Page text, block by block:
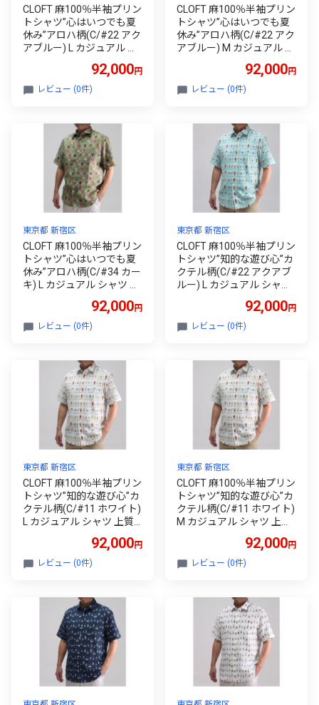
CLOFT 麻100％半袖プリン
トシャツ”心はいつでも夏
休み”アロハ柄(C/#22 アク
アブルー) L カジュアル シ
パレル 日本製 ギフト 新宿
0139-040-S08-5
92,000円
レビュー (0件)
CLOFT 麻100％半袖プリン
トシャツ”心はいつでも夏
休み”アロハ柄(C/#22 アク
アブルー) M カジュアル シ
パレル 日本製 ギフト 新宿
0139-040-S08-4
92,000円
レビュー (0件)
東京都 新宿区
CLOFT 麻100％半袖プリン
トシャツ”心はいつでも夏
休み”アロハ柄(C/#34 カー
キ) L カジュアル シャツ 上
日本製 ギフト 新宿 0139-0
40-S08-2
92,000円
レビュー (0件)
東京都 新宿区
CLOFT 麻100％半袖プリン
トシャツ”知的な遊び心”カ
クテル柄(C/#22 アクアブ
ルー) L カジュアル シャツ
ル 日本製 ギフト 新宿 013
9-039-S08-5
92,000円
レビュー (0件)
東京都 新宿区
CLOFT 麻100％半袖プリン
トシャツ”知的な遊び心”カ
クテル柄(C/#11 ホワイト)
L カジュアル シャツ 上質
本製 ギフト 新宿 0139-039
-S08-2
92,000円
レビュー (0件)
東京都 新宿区
CLOFT 麻100％半袖プリン
トシャツ”知的な遊び心”カ
クテル柄(C/#11 ホワイト)
M カジュアル シャツ 上質
本製 ギフト 新宿 0139-039
-S08-1
92,000円
レビュー (0件)